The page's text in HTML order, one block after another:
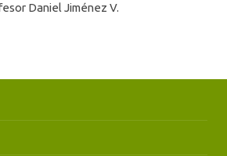
Daniel Jiménez V.